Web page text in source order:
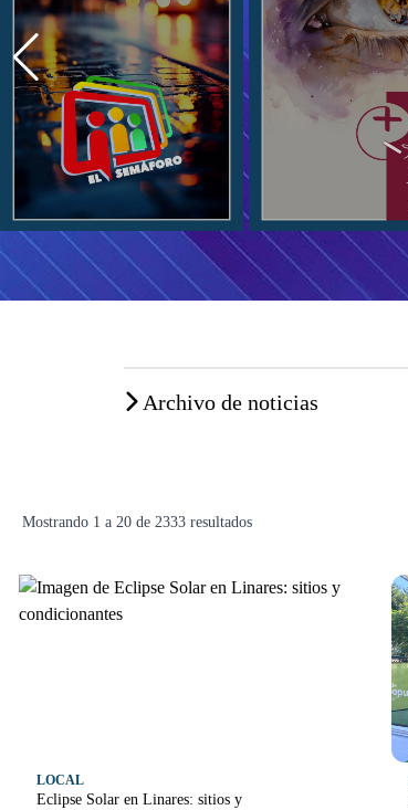
Archivo de noticias
Mostrando 1 a 20 de 2333 resultados
LOCAL
Eclipse Solar en Linares: sitios y